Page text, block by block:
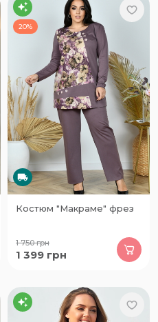
20%
Костюм "Макраме" фрез
1 750грн
1 399 грн